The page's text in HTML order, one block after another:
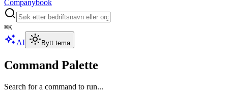
Companybook
⌘K
AI Bytt tema
Command Palette
Search for a command to run...